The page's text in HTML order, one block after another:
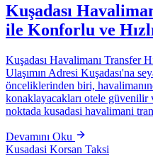
Kuşadası
ile Konforlu ve
Kuşadası Havalimanı Transfer
Ulaşımın Adresi Kuşadası'na
önceliklerinden biri,
konaklayacakları otele güvenilir
noktada kusadasi havalimani
Devamını Oku
Kusadasi Korsan Taksi